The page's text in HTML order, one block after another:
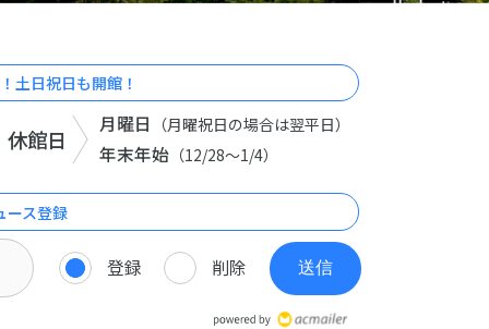
土日祝日も開館！
休館日
月曜日 （月曜祝日の場合は翌平日）
年末年始 （12/28～1/4）
ース登録
登録 削除 送信